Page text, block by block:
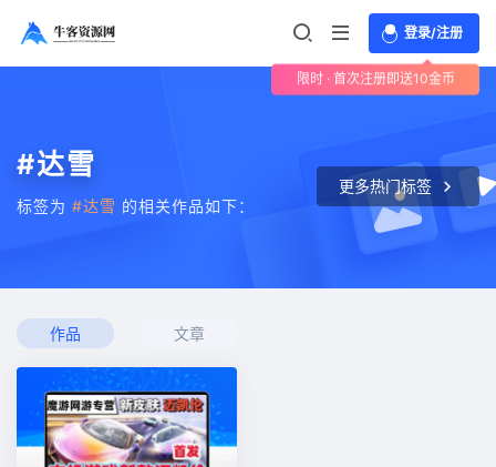
登录/注册
限时 · 首次注册即送10金币
#达雪
标签为 #达雪 的相关作品如下：
更多热门标签
作品 文章